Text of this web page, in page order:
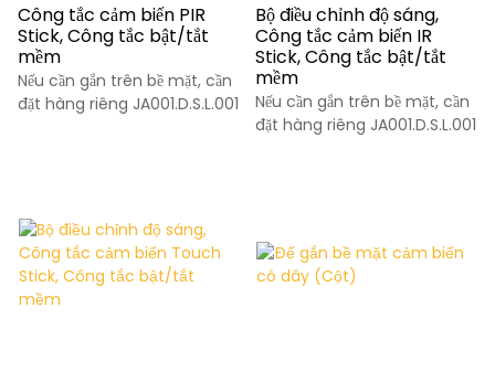
Công tắc cảm biến PIR
Stick, Công tắc bật/tắt
mềm
Nếu cần gắn trên bề mặt, cần
đặt hàng riêng JA001.D.S.L.001
Bộ điều chỉnh độ sáng,
Công tắc cảm biến IR
Stick, Công tắc bật/tắt
mềm
Nếu cần gắn trên bề mặt, cần
đặt hàng riêng JA001.D.S.L.001